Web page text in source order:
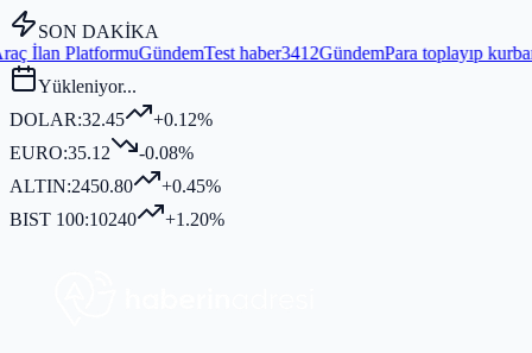
SON DAKİKA
GündemTest haber3412GündemPara toplayıp kurban kesmediği
Yükleniyor...
DOLAR:32.45
+0.12%
EURO:35.12
-0.08%
ALTIN:2450.80
+0.45%
BIST 100:10240 +1.20%